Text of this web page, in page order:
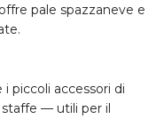
offre pale spazzaneve e
piccoli accessori di
— utili per il